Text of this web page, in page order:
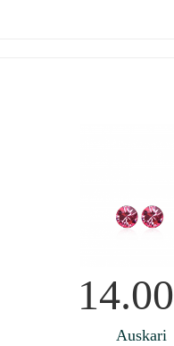
14.00
Auskari